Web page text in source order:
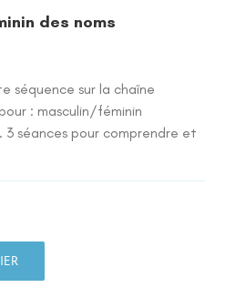
des noms
séquence sur la chaîne
: masculin/féminin
séances pour comprendre et